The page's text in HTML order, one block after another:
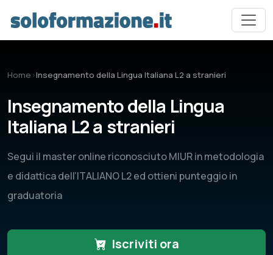
Home ›Insegnamento della Lingua Italiana L2 a stranieri
Insegnamento della Lingua
Italiana L2 a stranieri
Segui il master online riconosciuto MIUR in metodologia
e didattica dell’ITALIANO L2 ed ottieni punteggio in
graduatoria
Iscriviti ora